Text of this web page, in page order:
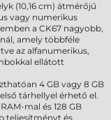
(10,16 cm) átmérőjű
vagy numerikus
a CK67 nagyobb,
amely többféle
az alfanumerikus,
ellátott
4 GB vagy 8 GB
tárhellyel érhető el.
mal és 128 GB
teljesítményt és